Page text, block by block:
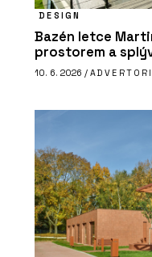
DESIGN
Bazén letce
prostorem a
10. 6. 2026 /